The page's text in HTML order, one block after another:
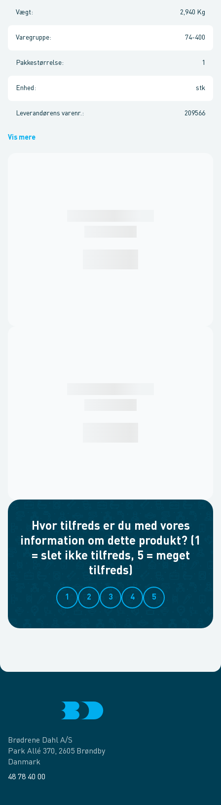
Vægt: 2,940 Kg
Varegruppe: 74-400
Pakkestørrelse: 1
Enhed : stk
Leverandørens varenr. : 209566
Vis mere
Hvor tilfreds er du med vores
information om dette produkt? (1
= slet ikke tilfreds, 5 = meget
tilfreds)
1 2 3 4 5
Brødrene Dahl A/S
Park Allé 370, 2605 Brøndby
Danmark
48 78 40 00